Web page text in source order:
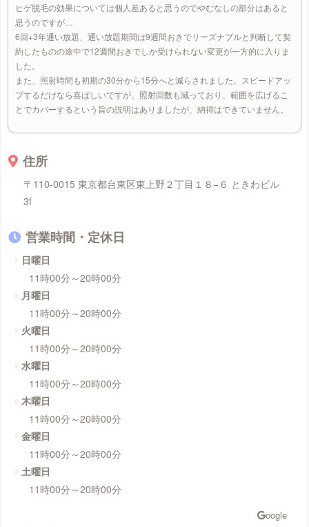
ヒゲ脱毛の効果については個人差あると思うのでやむなしの部分はあると
思うのですが…
6回+3年通い放題、通い放題期間は9週間おきでリーズナブルと判断して契
約したものの途中で12週間おきでしか受けられない変更が一方的に入りま
した。
また、照射時間も初期の30分から15分へと減らされました。スピードアッ
プするだけなら喜ばしいですが、照射回数も減っており、範囲を広げるこ
とでカバーするという旨の説明はありましたが、納得はできていません。
住所
〒110-0015 東京都台東区東上野２丁目１８−６ ときわビル
3f
営業時間・定休日
日曜日
11時00分～20時00分
月曜日
11時00分～20時00分
火曜日
11時00分～20時00分
水曜日
11時00分～20時00分
木曜日
11時00分～20時00分
金曜日
11時00分～20時00分
土曜日
11時00分～20時00分